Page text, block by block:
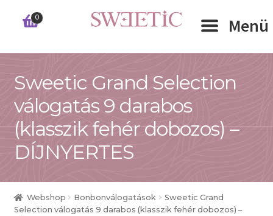
Ugrás
Kilépés
0 Menü
RÓLUNK
WEBSHOP
CÉGEKNEK
KAPCSOLAT
Sweetic Grand Selection
válogatás 9 darabos
(klasszik fehér dobozos) –
DÍJNYERTES
Webshop Bonbonválogatások
Sweetic Grand
Selection válogatás 9 darabos (klasszik fehér dobozos) –